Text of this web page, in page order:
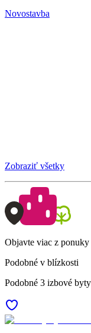
Novostavba
Zobraziť všetky
Objavte viac z
Podobné v blízkosti
Podobné 3 izbové